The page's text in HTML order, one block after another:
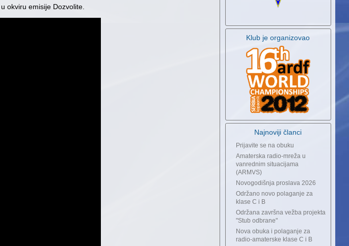
okviru emisije Dozvolite.
Klub je organizovao
Najnoviji članci
Prijavite se na obuku
Amaterska radio-mreža u
vanrednim situacijama
(ARMVS)
Novogodišnja proslava 2026
Održano novo polaganje za
klase C i B
Održana završna vežba projekta
"Stub odbrane"
Nova obuka i polaganje za
radio-amaterske klase C i B